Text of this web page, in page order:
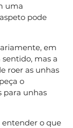
uma
pode
em
mas a
roer as unhas
o
para unhas
entender o que